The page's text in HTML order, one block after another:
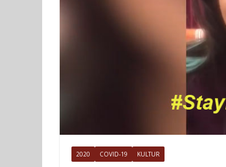
2020 COVID-19 KULTUR